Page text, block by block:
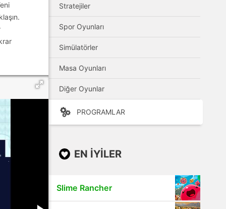
Stratejiler
Spor Oyunları
Simülatörler
Masa Oyunları
Diğer Oyunlar
PROGRAMLAR
EN IYILER
Slime Rancher